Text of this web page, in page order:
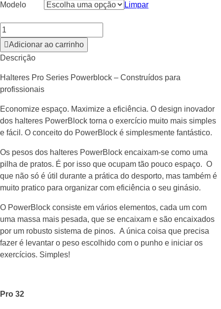
Modelo
Limpar
Adicionar ao carrinho
Descrição
Halteres Pro Series Powerblock – Construídos para
profissionais
Economize espaço. Maximize a eficiência. O design inovador
dos halteres PowerBlock torna o exercício muito mais simples
e fácil. O conceito do PowerBlock é simplesmente fantástico.
Os pesos dos halteres PowerBlock encaixam-se como uma
pilha de pratos. É por isso que ocupam tão pouco espaço. O
que não só é útil durante a prática do desporto, mas também é
muito pratico para organizar com eficiência o seu ginásio.
O PowerBlock consiste em vários elementos, cada um com
uma massa mais pesada, que se encaixam e são encaixados
por um robusto sistema de pinos. A única coisa que precisa
fazer é levantar o peso escolhido com o punho e iniciar os
exercícios. Simples!
Pro 32